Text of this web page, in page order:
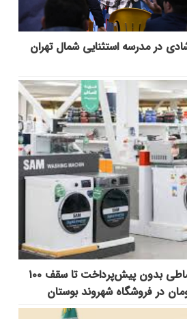
در مدرسه استثنایی شمال تهران
خرید اقساطی بدون پیش‌پرداخت تا سقف ۱۰۰
در فروشگاه شهروند بوستان